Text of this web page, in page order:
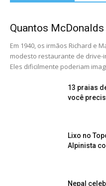
Quantos
Em 1940, os irmãos Richard e
modesto restaurante de drive-
Eles dificilmente poderiam
13 praias
você
Lixo no
Alpinista
Nepal